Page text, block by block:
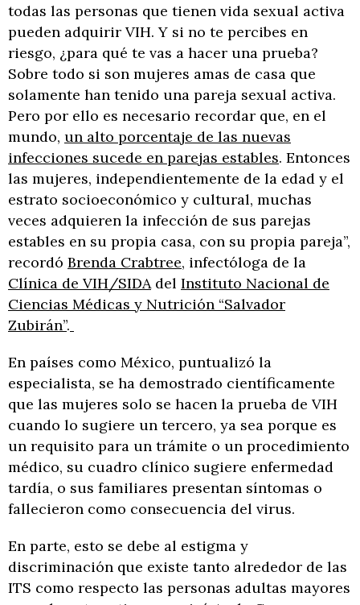
todas las personas que tienen vida sexual activa
pueden adquirir VIH. Y si no te percibes en
riesgo, ¿para qué te vas a hacer una prueba?
Sobre todo si son mujeres amas de casa que
solamente han tenido una pareja sexual activa.
Pero por ello es necesario recordar que, en el
mundo, un alto porcentaje de las nuevas
infecciones sucede en parejas estables. Entonces
las mujeres, independientemente de la edad y el
estrato socioeconómico y cultural, muchas
veces adquieren la infección de sus parejas
estables en su propia casa, con su propia pareja”,
recordó Brenda Crabtree, infectóloga de la
Clínica de VIH/SIDAdel Instituto Nacional de
Ciencias Médicas y Nutrición “Salvador
Zubirán”.
En países como México, puntualizó la
especialista, se ha demostrado científicamente
que las mujeres solo se hacen la prueba de VIH
cuando lo sugiere un tercero, ya sea porque es
un requisito para un trámite o un procedimiento
médico, su cuadro clínico sugiere enfermedad
tardía, o sus familiares presentan síntomas o
fallecieron como consecuencia del virus.
En parte, esto se debe al estigma y
discriminación que existe tanto alrededor de las
ITS como respecto las personas adultas mayores